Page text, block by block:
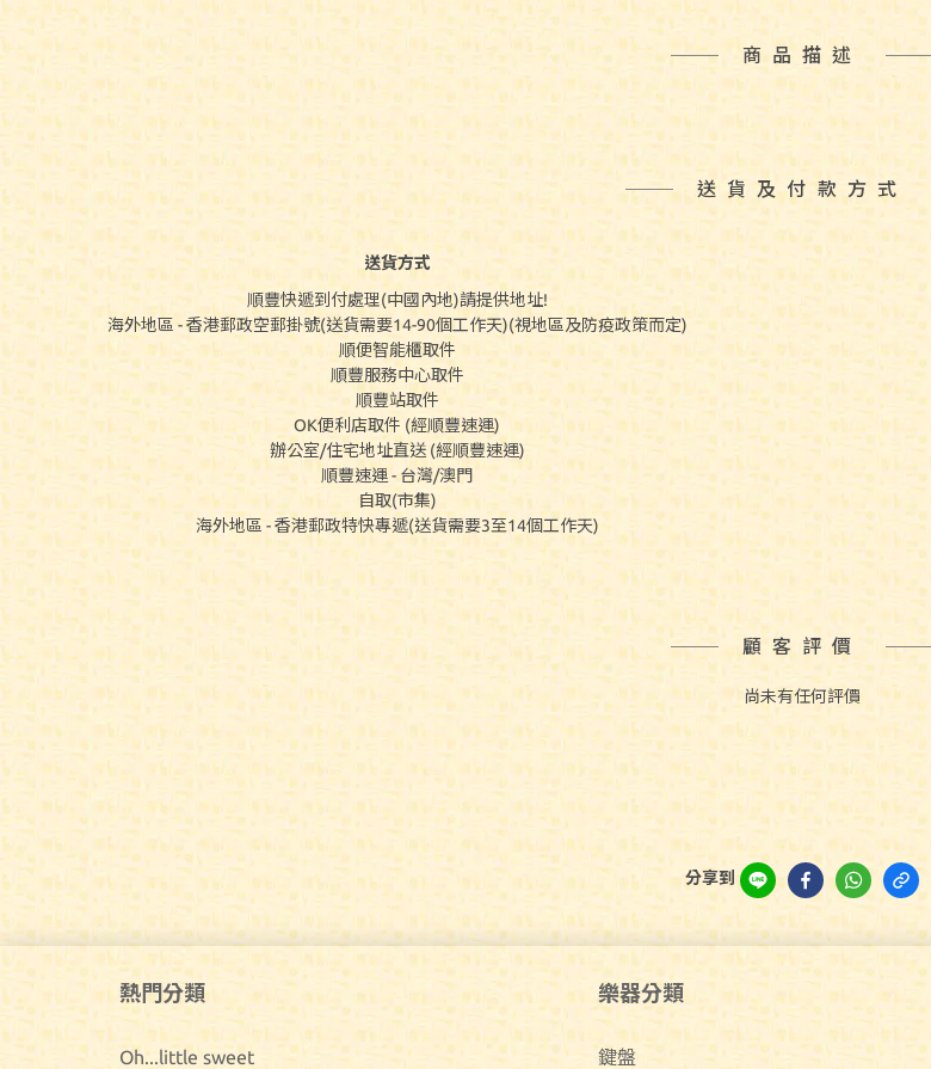
商品描述
送貨及付款方式
送貨方式
順豐快遞到付處理(中國內地)請提供地址!
海外地區 - 香港郵政空郵掛號(送貨需要14-90個工作天)(視地區及防疫政策而定)
順便智能櫃取件
順豐服務中心取件
順豐站取件
OK便利店取件 (經順豐速運)
辦公室/住宅地址直送 (經順豐速運)
順豐速運 - 台灣/澳門
自取(市集)
海外地區 - 香港郵政特快專遞(送貨需要3至14個工作天)
顧客評價
尚未有任何評價
分享到
熱門分類
Oh...little sweet
樂器分類
鍵盤